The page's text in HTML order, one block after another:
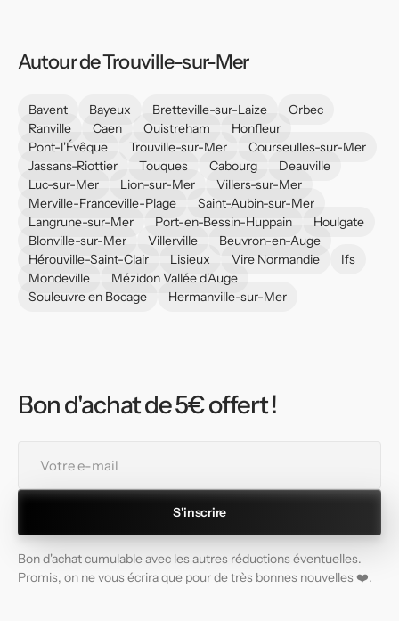
Autour de Trouville-sur-Mer
Bavent Bayeux Bretteville-sur-Laize
Orbec
Ranville
Caen Ouistreham
Honfleur
Pont-l'Évêque
Trouville-sur-Mer
Courseulles-sur-Mer
Jassans-Riottier
Touques Cabourg
Deauville
Luc-sur-Mer
Lion-sur-Mer
Villers-sur-Mer
Merville-Franceville-Plage
Saint-Aubin-sur-Mer
Langrune-sur-Mer
Port-en-Bessin-Huppain
Houlgate
Blonville-sur-Mer
Villerville
Beuvron-en-Auge
Hérouville-Saint-Clair
Lisieux Vire Normandie
Ifs
Mondeville
Mézidon Vallée d'Auge
Souleuvre en Bocage
Hermanville-sur-Mer
Bon d'achat de 5€ offert !
mail
S'inscrire
Bon d'achat cumulable avec les autres réductions éventuelles.
Promis, on ne vous écrira que pour de très bonnes nouvelles ❤️.